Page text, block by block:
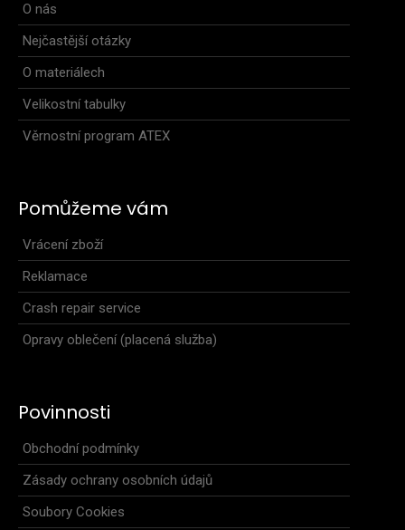
O nás
Nejčastější otázky
O materiálech
Velikostní tabulky
Věrnostní program ATEX
Pomůžeme vám
Vrácení zboží
Reklamace
Crash repair service
Opravy oblečení (placená služba)
Povinnosti
Obchodní podmínky
Zásady ochrany osobních údajů
Soubory Cookies